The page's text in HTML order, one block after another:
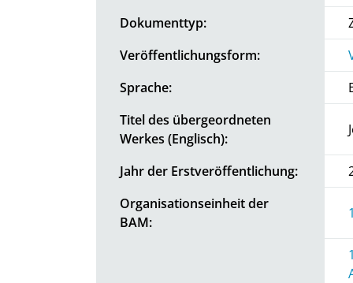
Dokumenttyp:
Veröffentlichungsform:
Sprache:
Titel des übergeordneten
Werkes (Englisch):
Jahr der Erstveröffentlichung:
Organisationseinheit der
BAM: